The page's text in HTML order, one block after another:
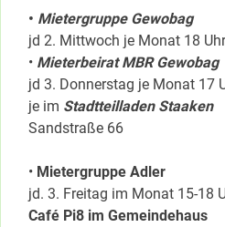
• Mietergruppe Gewobag
jd 2. Mittwoch je Monat 18 Uhr
• Mieterbeirat MBR Gewobag
jd 3. Donnerstag je Monat 17
je im Stadtteilladen Staaken
Sandstraße 66
• Mietergruppe Adler
jd. 3. Freitag im Monat 15-18
Café Pi8 im Gemeindehaus